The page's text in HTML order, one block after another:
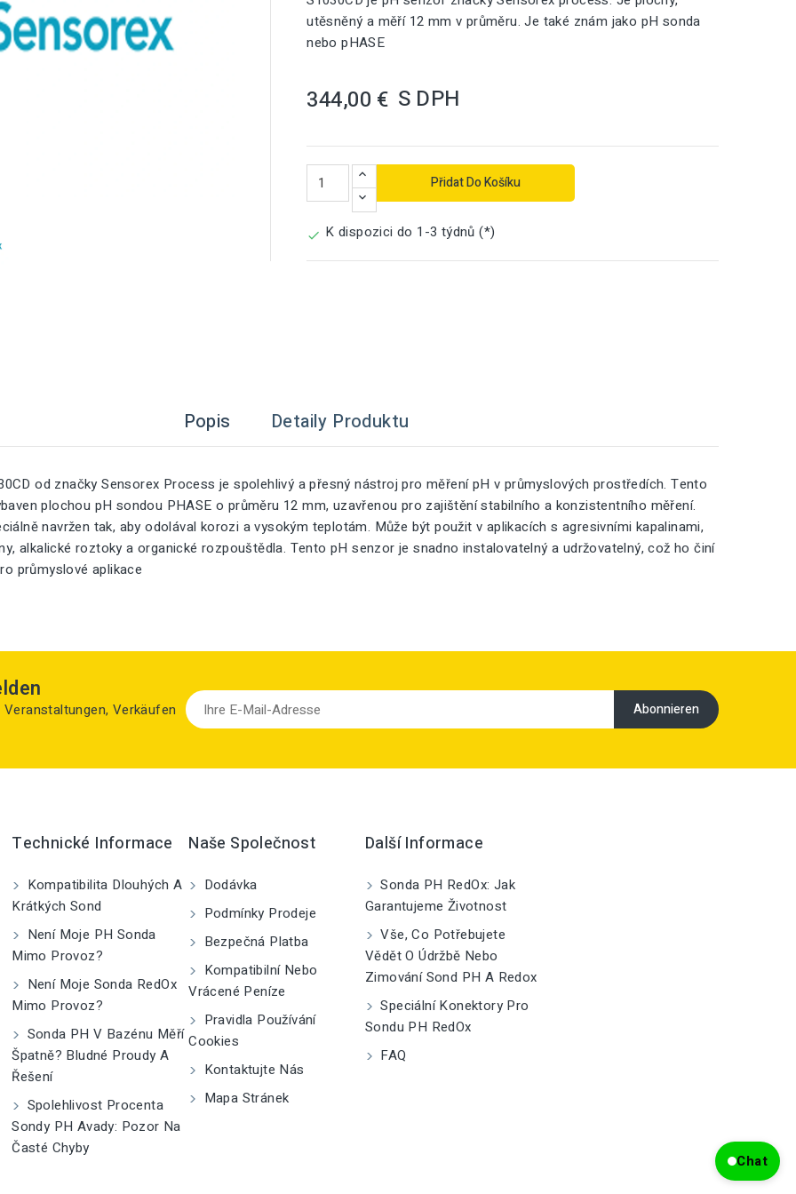
utěsněný a měří 12 mm v průměru. Je také znám jako pH sonda
nebo pHASE
344,00 € S DPH
Přidat Do Košíku
 K dispozici do 1-3 týdnů (*)
Popis Detaily Produktu
od značky Sensorex Process je spolehlivý a přesný nástroj pro měření pH v průmyslových prostředích. Tento
plochou pH sondou PHASE o průměru 12 mm, uzavřenou pro zajištění stabilního a konzistentního měření.
navržen tak, aby odolával korozi a vysokým teplotám. Může být použit v aplikacích s agresivními kapalinami,
alkalické roztoky a organické rozpouštědla. Tento pH senzor je snadno instalovatelný a udržovatelný, což ho činí
průmyslové aplikace
Verkäufen
Technické Informace
Kompatibilita Dlouhých A
Krátkých Sond
Není Moje PH Sonda
Mimo Provoz?
Není Moje Sonda RedOx
Mimo Provoz?
Sonda PH V Bazénu Měří
Špatně? Bludné Proudy A
Řešení
Spolehlivost Procenta
Sondy PH Avady: Pozor Na
Časté Chyby
Naše Společnost
Dodávka
Podmínky Prodeje
Bezpečná Platba
Kompatibilní Nebo
Vrácené Peníze
Pravidla Používání
Cookies
Kontaktujte Nás
Mapa Stránek
Další Informace
Sonda PH RedOx: Jak
Garantujeme Životnost
Vše, Co Potřebujete
Vědět O Údržbě Nebo
Zimování Sond PH A Redox
Speciální Konektory Pro
Sondu PH RedOx
FAQ
Chat